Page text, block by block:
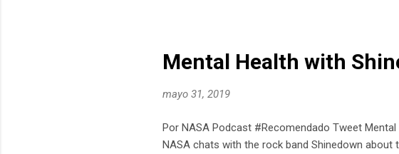
Mental Health with
mayo 31, 2019
Por NASA Podcast #Recomendado Tweet
NASA chats with the rock band Shinedown